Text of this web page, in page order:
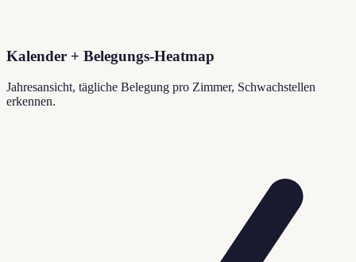
Kalender + Belegungs-Heatmap
Jahresansicht, tägliche Belegung pro Zimmer, Schwachstellen
erkennen.